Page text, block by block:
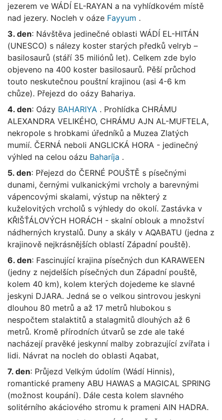
jezerem ve WÁDÍ EL-RAYAN a na vyhlídkovém místě
nad jezery. Nocleh v oáze Fayyum .
3. den: Návštěva jedinečné oblasti WÁDÍ EL-HITÁN
(UNESCO) s nálezy koster starých předků velryb –
basilosaurů (stáří 35 miliónů let). Celkem zde bylo
objeveno na 400 koster basilosaurů. Pěší průchod
touto neskutečnou pouštní krajinou (asi 4-6 km
chůze). Přejezd do oázy Bahariya.
4. den: Oázy BAHARIYA . Prohlídka CHRÁMU
ALEXANDRA VELIKÉHO, CHRÁMU AJN AL-MUFTELA,
nekropole s hrobkami úředníků a Muzea Zlatých
mumií. ČERNÁ neboli ANGLICKÁ HORA - jedinečný
výhled na celou oázu Baharíja .
5. den: Přejezd do ČERNÉ POUŠTĚ s písečnými
dunami, černými vulkanickými vrcholy a barevnými
vápencovými skalami, výstup na některý z
kuželovitých vrcholů s výhledy do okolí. Zastávka v
KŘIŠŤÁLOVÝCH HORÁCH - skalní oblouk a množství
nádherných krystalů. Duny a skály v AQABATU (jedna z
krajinově nejkrásnějších oblastí Západní pouště).
6. den: Fascinující krajina písečných dun KARAWEEN
(jedny z nejdelších písečných dun Západní pouště,
kolem 40 km), kolem kterých dojedeme ke slavné
jeskyni DJARA. Jedná se o velkou sintrovou jeskyni
dlouhou 80 metrů a až 17 metrů hlubokou s
nespočtem stalaktitů a stalagmitů dlouhých až 6
metrů. Kromě přírodních útvarů se zde ale také
nacházejí pravěké jeskynní malby zobrazující zvířata i
lidi. Návrat na nocleh do oblasti Aqabat,
7. den: Průjezd Velkým údolím (Wádí Hinnis),
romantické prameny ABU HAWAS a MAGICAL SPRING
(možnost koupání). Dále cesta kolem slavného
solitérního akáciového stromu k prameni AIN HADRA.